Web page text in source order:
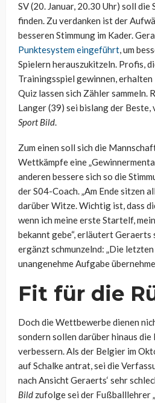
SV (20. Januar, 20.30 Uhr) soll
finden. Zu verdanken ist der
besseren Stimmung im Kader.
Punktesystem eingeführt, um
Spielern herauszukitzeln. Profis,
Trainingsspiel gewinnen, erhalten
Quiz lassen sich Zähler sammeln.
Langer (39) sei bislang der
Sport Bild.
Zum einen soll sich die
Wettkämpfe eine
anderen bessere sich so die
der S04-Coach. „Am Ende sitzen
darüber Witze. Wichtig ist, dass
wenn ich meine erste Startelf,
bekannt gebe“, erläutert Geraerts
ergänzt schmunzelnd: „Die letzten
unangenehme Aufgabe
Fit für die
Doch die Wettbewerbe dienen
sondern sollen darüber hinaus die
verbessern. Als der Belgier im
auf Schalke antrat, sei die
nach Ansicht Geraerts‘ sehr
Bild zufolge sei der Fußballlehrer